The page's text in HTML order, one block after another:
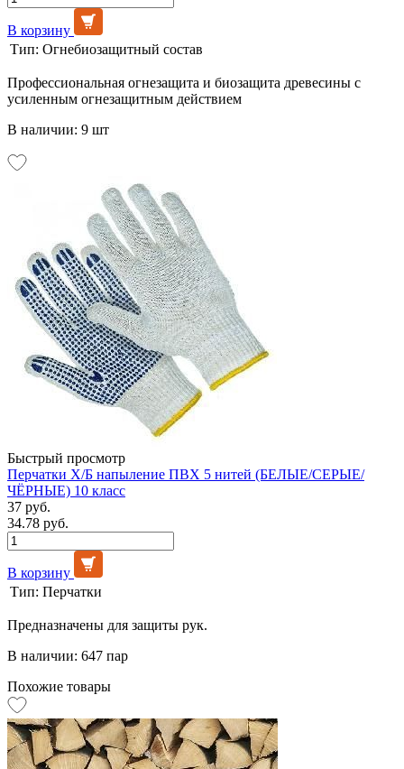
В корзину
Тип: Огнебиозащитный состав
Профессиональная огнезащита и биозащита древесины с
усиленным огнезащитным действием
В наличии: 9 шт
Быстрый просмотр
Перчатки Х/Б напыление ПВХ 5 нитей (БЕЛЫЕ/СЕРЫЕ/
ЧЁРНЫЕ) 10 класс
37 руб.
34.78 руб.
В корзину
Тип: Перчатки
Предназначены для защиты рук.
В наличии: 647 пар
Похожие товары